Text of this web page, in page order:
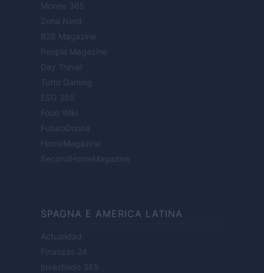
Money 365
Zona Nerd
B2B Magazine
People Magazine
Day Travel
Tutto Gaming
ESG 365
Food Wiki
FuturoDonna
HomeMagazine
SecondHomeMagazine
SPAGNA E AMERICA LATINA
Actualidad
Finanzas 24
Investindo 365